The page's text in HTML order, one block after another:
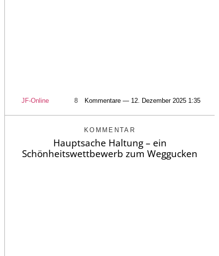
JF-Online 8 Kommentare — 12. Dezember 2025 1:35
KOMMENTAR
Hauptsache Haltung – ein
Schönheitswettbewerb zum Weggucken